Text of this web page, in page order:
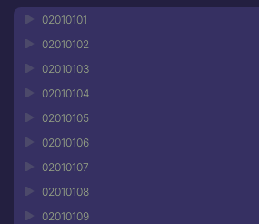
02010101
02010102
02010103
02010104
02010105
02010106
02010107
02010108
02010109